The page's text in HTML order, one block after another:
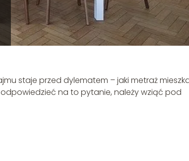
staje przed dylematem – jaki metraż
na to pytanie, należy wziąć pod